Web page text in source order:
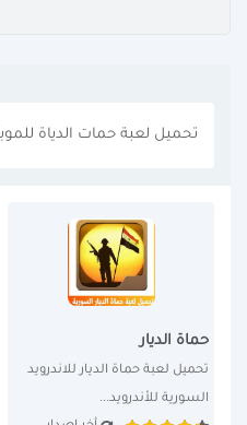
تحميل لعبة حمات الدياة
حماة الديار
السورية للأندرويد...